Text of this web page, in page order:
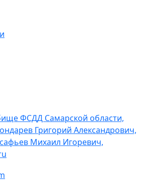
ФСДД Самарской области,
Григорий Александрович,
Михаил Игоревич,